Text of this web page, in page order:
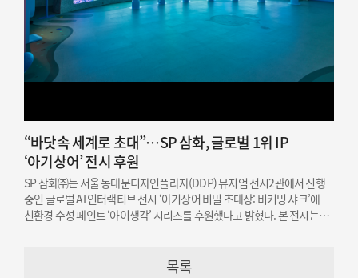
“바닷속 세계로 초대”…SP 삼화, 글로벌 1위 IP
‘아기상어’ 전시 후원
SP 삼화㈜는 서울 동대문디자인플라자(DDP) 뮤지엄 전시2관에서 진행
중인 글로벌 AI 인터랙티브 전시 ‘아기상어 비밀 초대장: 비커밍 샤크’에
친환경 수성 페인트 ‘아이생각’ 시리즈를 후원했다고 밝혔다. 본 전시는
목록